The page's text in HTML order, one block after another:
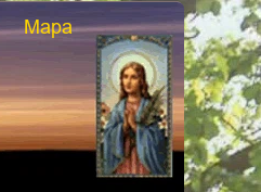
Mapa